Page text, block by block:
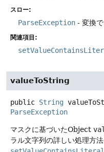
スロー:
ParseException - 変換
関連項目:
valueToString
public String
ParseException
マスクに基づいたObject
ラル文字列の詳しい処理方法